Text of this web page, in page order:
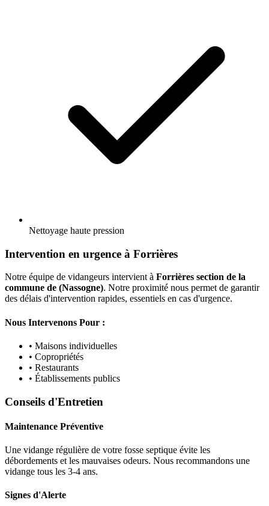
Nettoyage haute pression
Intervention en urgence à Forrières
Notre équipe de vidangeurs intervient à Forrières section de la
commune de (Nassogne). Notre proximité nous permet de garantir
des délais d'intervention rapides, essentiels en cas d'urgence.
Nous Intervenons Pour :
• Maisons individuelles
• Copropriétés
• Restaurants
• Établissements publics
Conseils d'Entretien
Maintenance Préventive
Une vidange régulière de votre fosse septique évite les
débordements et les mauvaises odeurs. Nous recommandons une
vidange tous les 3-4 ans.
Signes d'Alerte